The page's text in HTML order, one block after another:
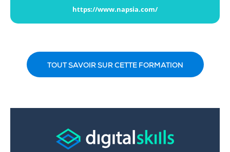
https://www.napsia.com/
TOUT SAVOIR SUR CETTE FORMATION